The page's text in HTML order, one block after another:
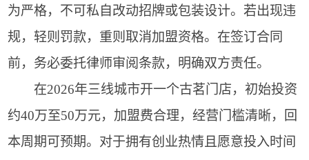
为严格，不可私自改动招牌或包装设计。若出现违
规，轻则罚款，重则取消加盟资格。在签订合同
前，务必委托律师审阅条款，明确双方责任。
在2026年三线城市开一个古茗门店，初始投资
约40万至50万元，加盟费合理，经营门槛清晰，回
本周期可预期。对于拥有创业热情且愿意投入时间